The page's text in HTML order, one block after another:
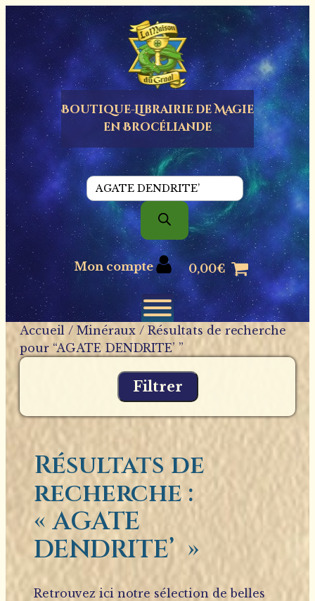
Panneau de gestion des cookies
Boutique-Librairie deMagie
en Brocéliande
Recherche
de
produits
Mon compte 0,00€
Accueil /Minéraux / Résultats de recherche
pour “AGATE DENDRITE’ ”
Filtrer
Résultats de
recherche :
« AGATE
DENDRITE’ »
Retrouvez ici notre sélection de belles